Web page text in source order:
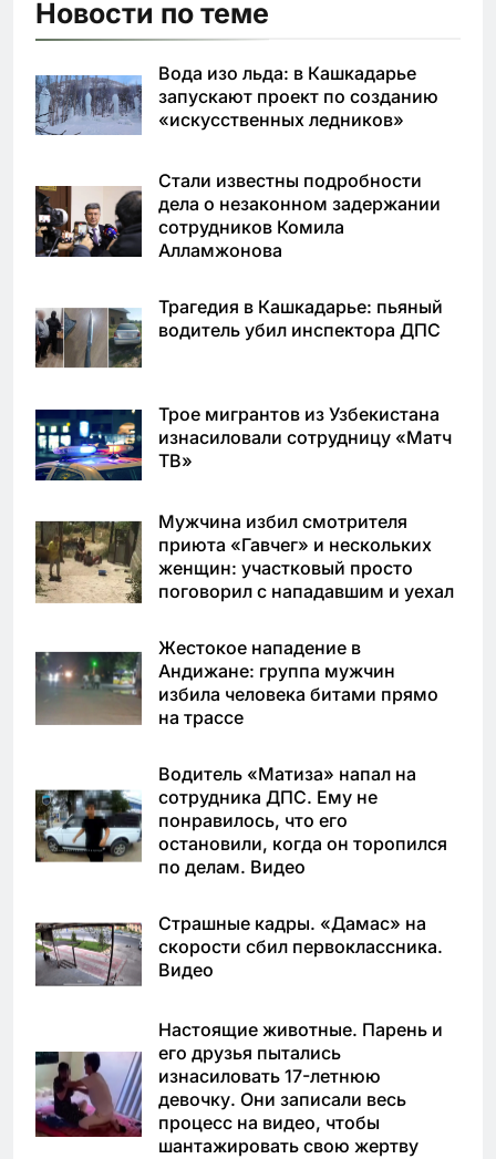
Новости по теме
Вода изо льда: в Кашкадарье
запускают проект по созданию
«искусственных ледников»
Стали известны подробности
дела о незаконном задержании
сотрудников Комила
Алламжонова
Трагедия в Кашкадарье: пьяный
водитель убил инспектора ДПС
Трое мигрантов из Узбекистана
изнасиловали сотрудницу «Матч
ТВ»
Мужчина избил смотрителя
приюта «Гавчег» и нескольких
женщин: участковый просто
поговорил с нападавшим и уехал
Жестокое нападение в
Андижане: группа мужчин
избила человека битами прямо
на трассе
Водитель «Матиза» напал на
сотрудника ДПС. Ему не
понравилось, что его
остановили, когда он торопился
по делам. Видео
Страшные кадры. «Дамас» на
скорости сбил первоклассника.
Видео
Настоящие животные. Парень и
его друзья пытались
изнасиловать 17-летнюю
девочку. Они записали весь
процесс на видео, чтобы
шантажировать свою жертву